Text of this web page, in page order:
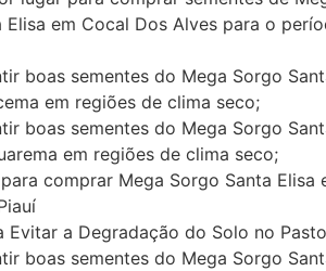
Elisa em Cocal Dos Alves para o
boas sementes do Mega Sorgo
em regiões de clima seco;
boas sementes do Mega Sorgo
em regiões de clima seco;
comprar Mega Sorgo Santa Elisa
Evitar a Degradação do Solo no Pasto
boas sementes do Mega Sorgo